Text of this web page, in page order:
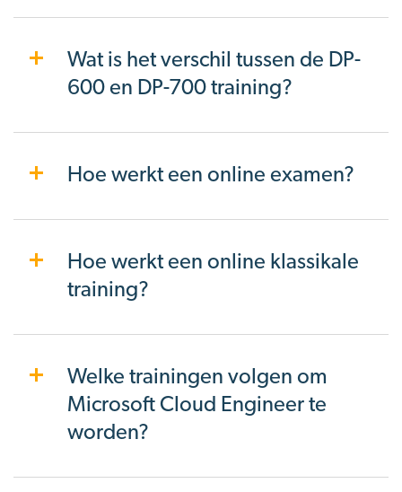
Wat is het verschil tussen de DP-
600 en DP-700 training?
Hoe werkt een online examen?
Hoe werkt een online klassikale
training?
Welke trainingen volgen om
Microsoft Cloud Engineer te
worden?